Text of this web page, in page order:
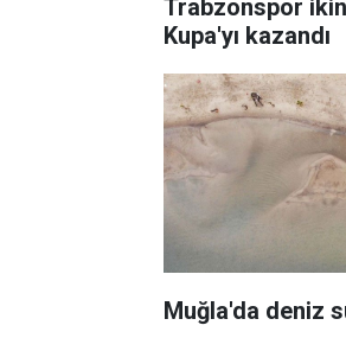
Trabzonspor
Kupa'yı kazandı
Muğla'da deniz